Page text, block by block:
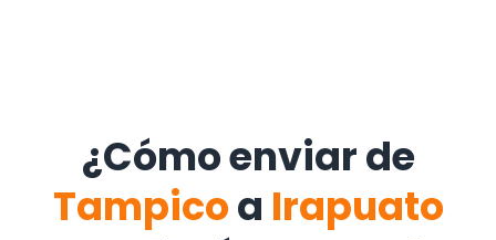
¿Cómo enviar de
Tampicoa Irapuato